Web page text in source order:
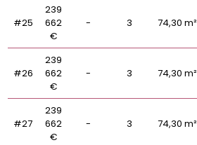
#25
239
662
€
- 3 74,30 m²
#26
239
662
€
- 3 74,30 m²
#27
239
662
€
- 3 74,30 m²